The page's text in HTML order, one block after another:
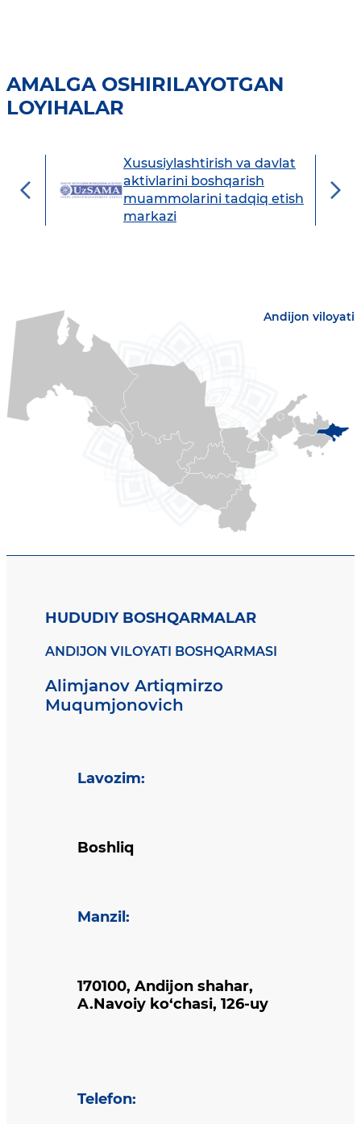
AMALGA OSHIRILAYOTGAN
LOYIHALAR
Xususiylashtirish va davlat
aktivlarini boshqarish
muammolarini tadqiq etish
markazi
Andijon viloyati
HUDUDIY BOSHQARMALAR
ANDIJON VILOYATI BOSHQARMASI
Alimjanov Artiqmirzo
Muqumjonovich
Lavozim:
Boshliq
Manzil :
170100, Andijon shahar,
A.Navoiy ko‘chasi, 126-uy
Telefon: